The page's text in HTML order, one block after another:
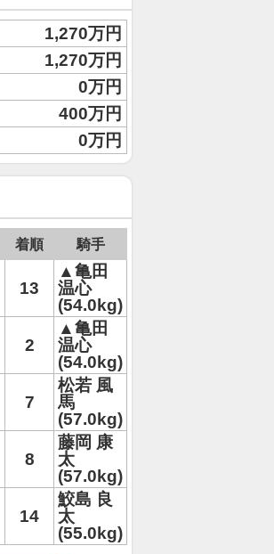
1,270万円
1,270万円
0万円
400万円
0万円
着順 騎手
13
▲亀田
温心
(54.0kg)
2
▲亀田
温心
(54.0kg)
7
松若 風
馬
(57.0kg)
8
藤岡 康
太
(57.0kg)
14
鮫島 良
太
(55.0kg)